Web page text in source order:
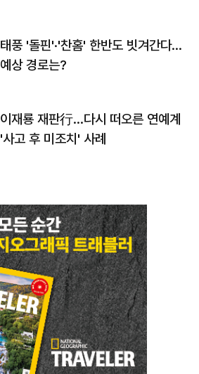
태풍 '돌핀'·'찬홈' 한반도 빗겨간다…
예상 경로는?
이재룡 재판行…다시 떠오른 연예계
'사고 후 미조치' 사례